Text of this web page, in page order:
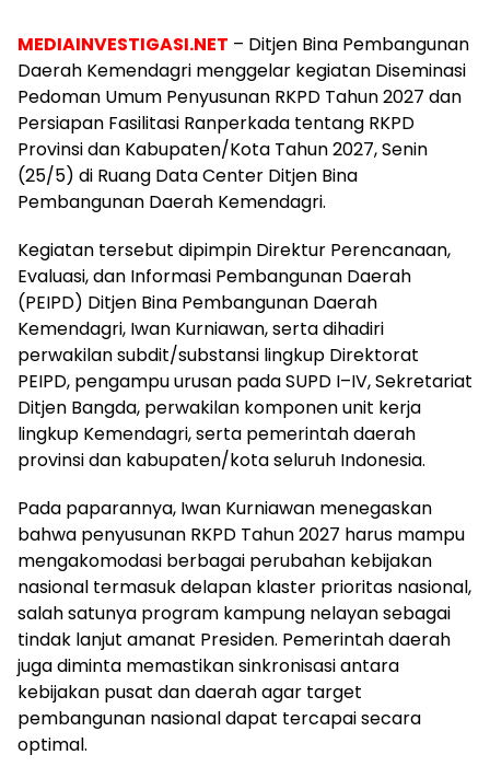
MEDIAINVESTIGASI.NET – Ditjen Bina Pembangunan
Daerah Kemendagri menggelar kegiatan Diseminasi
Pedoman Umum Penyusunan RKPD Tahun 2027 dan
Persiapan Fasilitasi Ranperkada tentang RKPD
Provinsi dan Kabupaten/Kota Tahun 2027, Senin
(25/5) di Ruang Data Center Ditjen Bina
Pembangunan Daerah Kemendagri.
Kegiatan tersebut dipimpin Direktur Perencanaan,
Evaluasi, dan Informasi Pembangunan Daerah
(PEIPD) Ditjen Bina Pembangunan Daerah
Kemendagri, Iwan Kurniawan, serta dihadiri
perwakilan subdit/substansi lingkup Direktorat
PEIPD, pengampu urusan pada SUPD I–IV, Sekretariat
Ditjen Bangda, perwakilan komponen unit kerja
lingkup Kemendagri, serta pemerintah daerah
provinsi dan kabupaten/kota seluruh Indonesia.
Pada paparannya, Iwan Kurniawan menegaskan
bahwa penyusunan RKPD Tahun 2027 harus mampu
mengakomodasi berbagai perubahan kebijakan
nasional termasuk delapan klaster prioritas nasional,
salah satunya program kampung nelayan sebagai
tindak lanjut amanat Presiden. Pemerintah daerah
juga diminta memastikan sinkronisasi antara
kebijakan pusat dan daerah agar target
pembangunan nasional dapat tercapai secara
optimal.